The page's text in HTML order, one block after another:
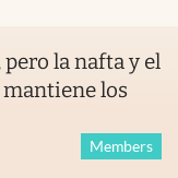
la nafta y el
mantiene los
Members